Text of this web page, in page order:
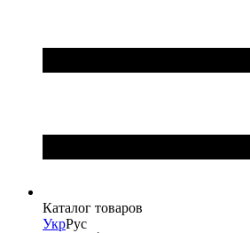
Каталог товаров
УкрРус